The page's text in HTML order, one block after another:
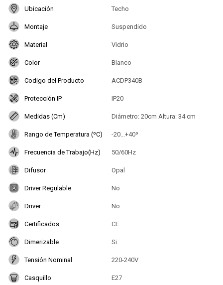
Ubicación Techo
Montaje Suspendido
Material Vidrio
Color Blanco
Codigo del Producto ACDP340B
Protección IP IP20
Medidas (Cm) Diámetro: 20cm Altura: 34 cm
Rango de Temperatura (ºC) -20...+40º
Frecuencia de Trabajo(Hz) 50/60Hz
Difusor Opal
Driver Regulable No
Driver No
Certificados CE
Dimerizable Si
Tensión Nominal 220-240V
Casquillo E27